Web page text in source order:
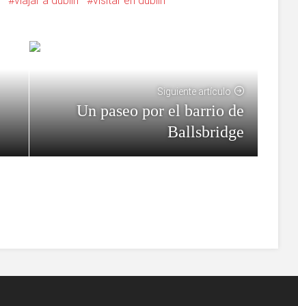
Siguiente artículo
Un paseo por el barrio de
Ballsbridge